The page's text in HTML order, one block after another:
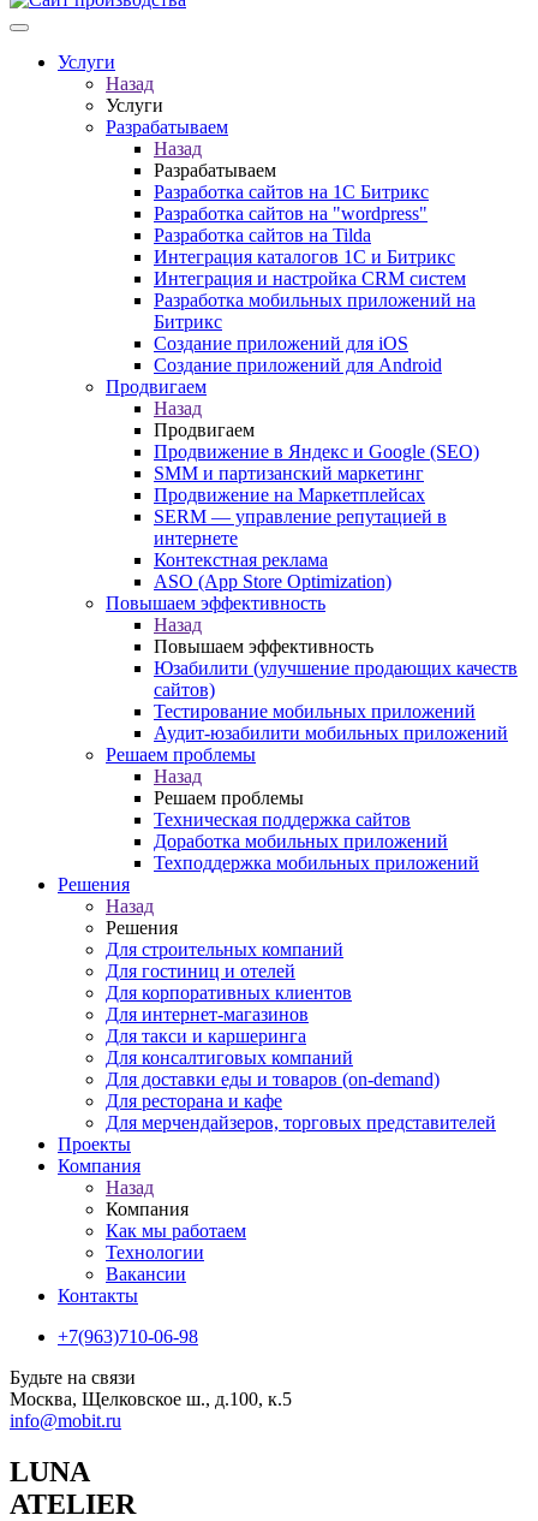
Услуги
Назад
Услуги
Разрабатываем
Назад
Разрабатываем
Разработка сайтов на 1С Битрикс
Разработка сайтов на "wordpress"
Разработка сайтов на Tilda
Интеграция каталогов 1С и Битрикс
Интеграция и настройка CRM систем
Разработка мобильных приложений на
Битрикс
Создание приложений для iOS
Создание приложений для Android
Продвигаем
Назад
Продвигаем
Продвижение в Яндекс и Google (SEO)
SMM и партизанский маркетинг
Продвижение на Маркетплейсах
SERM — управление репутацией в
интернете
Контекстная реклама
ASO (App Store Optimization)
Повышаем эффективность
Назад
Повышаем эффективность
Юзабилити (улучшение продающих качеств
сайтов)
Тестирование мобильных приложений
Аудит-юзабилити мобильных приложений
Решаем проблемы
Назад
Решаем проблемы
Техническая поддержка сайтов
Доработка мобильных приложений
Техподдержка мобильных приложений
Решения
Назад
Решения
Для строительных компаний
Для гостиниц и отелей
Для корпоративных клиентов
Для интернет-магазинов
Для такси и каршеринга
Для консалтиговых компаний
Для доставки еды и товаров (on-demand)
Для ресторана и кафе
Для мерчендайзеров, торговых представителей
Проекты
Компания
Назад
Компания
Как мы работаем
Teхнологии
Вакансии
Контакты
+7(963)710-06-98
Будьте на связи
Москва, Щелковское ш., д.100, к.5
info@mobit.ru
LUNA
ATELIER